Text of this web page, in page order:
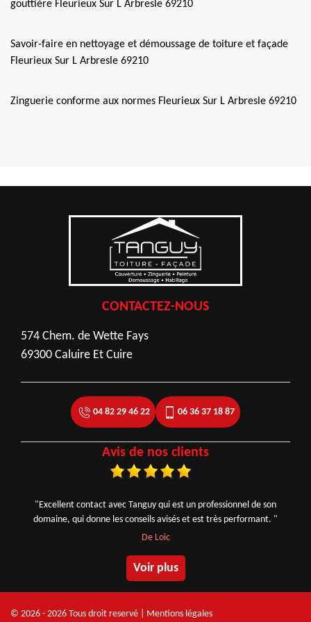
gouttière Fleurieux Sur L Arbresle 69210
Savoir-faire en nettoyage et démoussage de toiture et façade
Fleurieux Sur L Arbresle 69210
Zinguerie conforme aux normes Fleurieux Sur L Arbresle 69210
CONTACTEZ-NOUS
574 Chem. de Wette Fays
69300 Caluire Et Cuire
04 82 29 46 22 06 36 37 18 87
Avis de nos clients
"Excellent contact avec Tanguy qui est un professionnel de son
domaine, qui donne les conseils avisés et est très performant. "
De Loic
Voir plus
© 2026 - 2026 Tous droit reservé | Mentions légales